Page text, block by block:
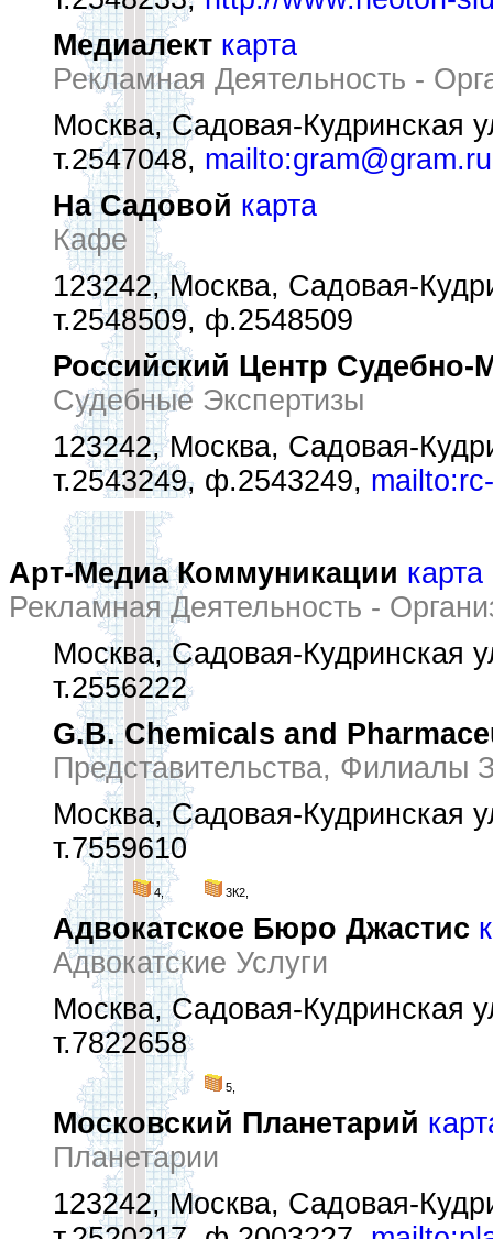
Медиалект карта
Рекламная Деятельность -
Москва, Садовая-Кудринская
т.2547048, mailto:gram@gram.ru
На Садовой карта
Кафе
123242, Москва, Садовая-
т.2548509, ф.2548509
Российский Центр Судебно-
Судебные Экспертизы
123242, Москва, Садовая-
т.2543249, ф.2543249,
Арт-Медиа Коммуникации карта
Рекламная Деятельность -
Москва, Садовая-Кудринская
т.2556222
G.B. Chemicals and
Представительства, Филиалы
Москва, Садовая-Кудринская
т.7559610
4, 3К2,
Адвокатское Бюро Джастис
Адвокатские Услуги
Москва, Садовая-Кудринская
т.7822658
5,
Московский Планетарий
Планетарии
123242, Москва, Садовая-